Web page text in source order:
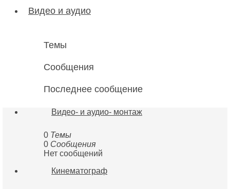
Видео и аудио
Темы
Сообщения
Последнее сообщение
Видео- и аудио- монтаж
0 Темы
0 Сообщения
Нет сообщений
Кинематограф